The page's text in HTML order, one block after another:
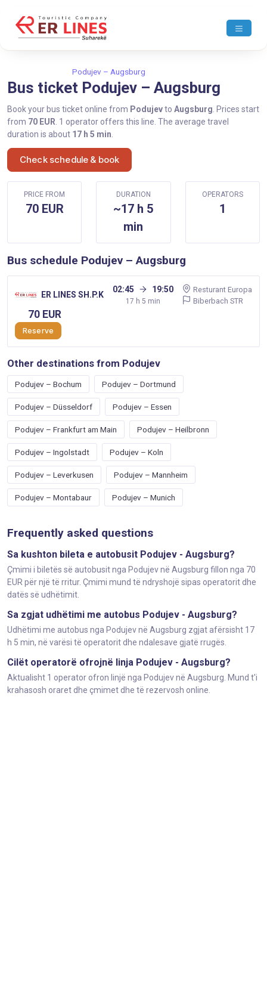
Podujev – Augsburg
Bus ticket Podujev – Augsburg
Book your bus ticket online from Podujevto Augsburg . Prices start
from 70 EUR . 1 operator offers this line. The average travel
duration is about 17 h 5 min
Check schedule & book
PRICE FROM
70 EUR
DURATION
~17 h 5
min
OPERATORS
1
Bus schedule Podujev – Augsburg
ER LINES SH.P.K
02:45 19:50
17 h 5 min
Resturant Europa
Biberbach STR
70 EUR
Reserve
Other destinations from Podujev
Podujev – Bochum Podujev – Dortmund
Podujev – Düsseldorf Podujev – Essen
Podujev – Frankfurt am Main Podujev – Heilbronn
Podujev – Ingolstadt Podujev – Koln
Podujev – Leverkusen Podujev – Mannheim
Podujev – Montabaur Podujev – Munich
Frequently asked questions
Sa kushton bileta e autobusit Podujev - Augsburg?
Çmimi i biletës së autobusit nga Podujev në Augsburg fillon nga 70
EUR për një të rritur. Çmimi mund të ndryshojë sipas operatorit dhe
datës së udhëtimit.
Sa zgjat udhëtimi me autobus Podujev - Augsburg?
Udhëtimi me autobus nga Podujev në Augsburg zgjat afërsisht 17
h 5 min, në varësi të operatorit dhe ndalesave gjatë rrugës.
Cilët operatorë ofrojnë linja Podujev - Augsburg?
Aktualisht 1 operator ofron linjë nga Podujev në Augsburg. Mund t'i
krahasosh oraret dhe çmimet dhe të rezervosh online.